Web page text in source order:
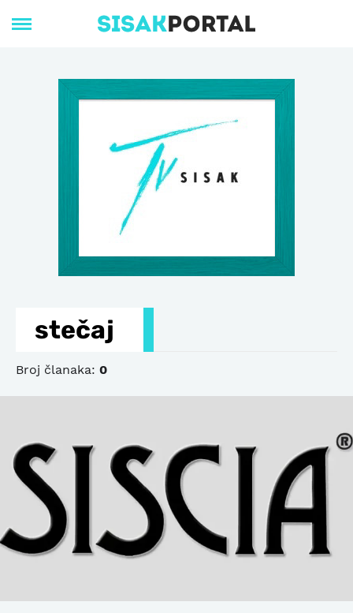
stečaj
Broj članaka: 0